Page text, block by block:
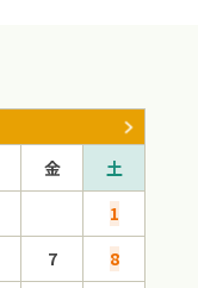
金
土
1
7
8